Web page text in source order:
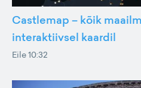
Castlemap – kõik
interaktiivsel kaardil
Eile 10:32